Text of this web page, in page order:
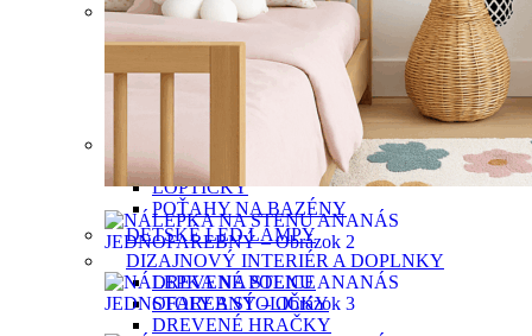
SEDACIE VAKY A KRESLÁ
SEDACIE VAKY
KRESLÁ MESIAC
KRESLÁ OBLAK
GULIČKOVÉ BAZÉNY
GULIČKOVÝ BAZÉN
LOPTIČKY
POŤAHY NA BAZÉNY
DETSKÉ LED LAMPY
DIZAJNOVÝ INTERIÉR A DOPLNKY
DREVENÉ POLICE
STOLY A STOLIČKY
DREVENÉ HRAČKY